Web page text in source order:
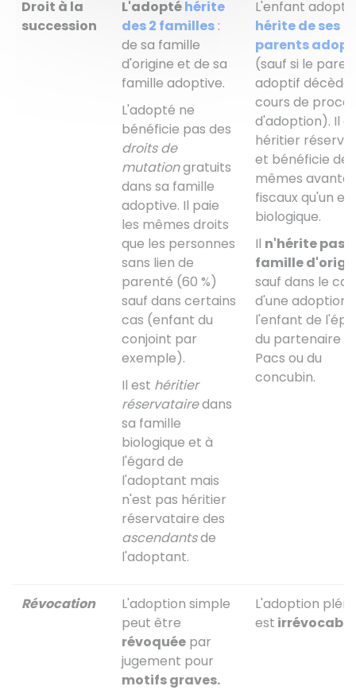
Droit à la
succession
L'adoptéhérite
des 2 familles :
de sa famille
d'origine et de sa
famille adoptive.
L'adopté ne
bénéficie pas des
droits de
mutationgratuits
dans sa famille
adoptive. Il paie
les mêmes droits
que les personnes
sans lien de
parenté (60 %)
sauf dans certains
cas (enfant du
conjoint par
exemple).
Il est héritier
réservatairedans
sa famille
biologique et à
l'égard de
l'adoptant mais
n'est pas héritier
réservataire des
ascendantsde
l'adoptant.
L'enfant adopté
hérite de ses
parents
(sauf si le
adoptif décède
cours de
d'adoption). Il
héritier
et bénéficie des
mêmes
fiscaux qu'un
biologique.
Il n'hérite pas
famille
sauf dans le
d'une adoption
l'enfant de
du partenaire
Pacs ou du
concubin.
Révocation
L'adoption simple
peut être
révoquée par
jugement pour
motifs graves.
L'adoption
est irrévocable